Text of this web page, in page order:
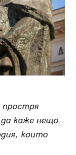
простря
каже нещо.
които